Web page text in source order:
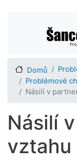
Main
Domů
Problémové
Násilí v
Násilí
vztahu